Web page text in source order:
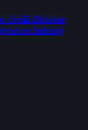
chvíli diktátor,
ladenej